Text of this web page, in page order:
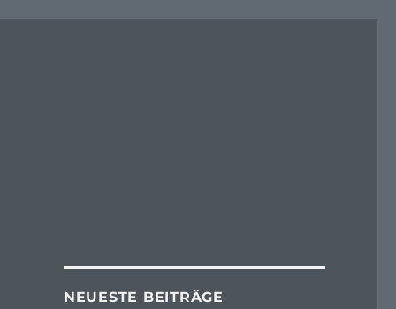
NEUESTE BEITRÄGE